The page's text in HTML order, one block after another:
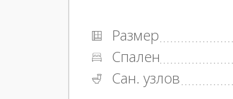
Размер
Спален
Сан. узлов